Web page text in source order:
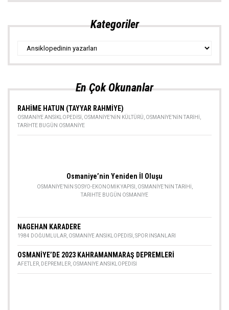
Kategoriler
Kategoriler
En Çok Okunanlar
RAHİME HATUN (TAYYAR RAHMİYE)
OSMANIYE ANSIKLOPEDISI OSMANIYE’NIN KÜLTÜRÜ OSMANIYE’NIN TARIHI
TARIHTE BUGÜN OSMANIYE
Osmaniye’nin Yeniden İl Oluşu
OSMANIYE’NIN SOSYO-EKONOMIK YAPISI OSMANIYE’NIN TARIHI
TARIHTE BUGÜN OSMANIYE
NAGEHAN KARADERE
1984 DOĞUMLULAR OSMANIYE ANSIKLOPEDISI SPOR INSANLARI
OSMANİYE’DE 2023 KAHRAMANMARAŞ DEPREMLERİ
AFETLER DEPREMLER OSMANIYE ANSIKLOPEDISI